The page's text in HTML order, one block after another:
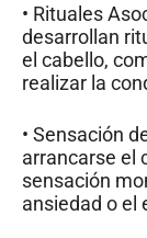
• Rituales
desarrollan
el cabello,
realizar la
• Sensación
arrancarse el
sensación
ansiedad o el